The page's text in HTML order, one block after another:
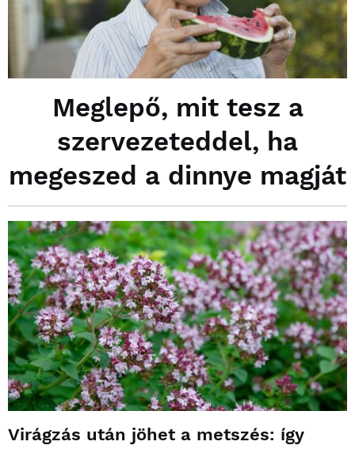
Meglepő, mit tesz a
szervezeteddel, ha
megeszed a dinnye magját
Virágzás után jöhet a metszés: így